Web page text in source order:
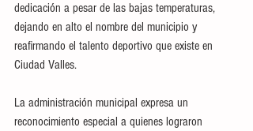
dedicación a pesar de las bajas temperaturas,
dejando en alto el nombre del municipio y
reafirmando el talento deportivo que existe en
Ciudad Valles.
La administración municipal expresa un
reconocimiento especial a quienes lograron